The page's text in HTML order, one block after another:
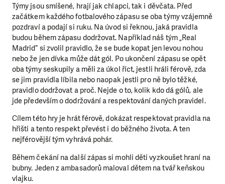
Týmy jsou smíšené, hrají jak chlapci, tak i děvčata. Před
začátkem každého fotbalového zápasu se oba týmy vzájemně
pozdraví a podají si ruku. Na úvod si řeknou, jaká pravidla
budou během zápasu dodržovat. Například náš tým „Real
Madrid“ si zvolil pravidlo, že se bude kopat jen levou nohou
nebo že jen dívka může dát gól. Po ukončení zápasu se opět
oba týmy seskupily a měli za úkol říct, jestli hráli férově, zda
se jim pravidla líbila nebo naopak jestli pro ně bylo těžké,
pravidlo dodržovat a proč. Nejde o to, kolik kdo dá gólů, ale
jde především o dodržování a respektování daných pravidel.
Cílem této hry je hrát férově, dokázat respektovat pravidla na
hřišti a tento respekt převést i do běžného života. A ten
nejférovější tým vyhrává pohár.
Během čekání na další zápas si mohli děti vyzkoušet hraní na
bubny. Jeden z ambasadorů maloval dětem na tvář keňskou
vlajku.